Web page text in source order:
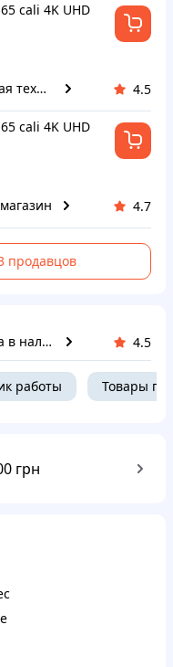
cali 4K UHD
Продавец Giga.LUXE- оригинальная техника 4.5
cali 4K UHD
4.7
продавцов
Продавец Malina- лучшая техника в наличии 4.5
работы Товары
грн